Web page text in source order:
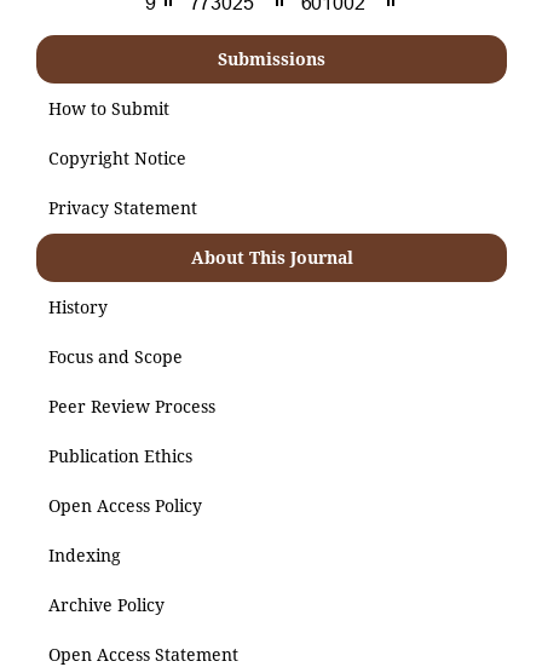
Submissions
How to Submit
Copyright Notice
Privacy Statement
About This Journal
History
Focus and Scope
Peer Review Process
Publication Ethics
Open Access Policy
Indexing
Archive Policy
Open Access Statement